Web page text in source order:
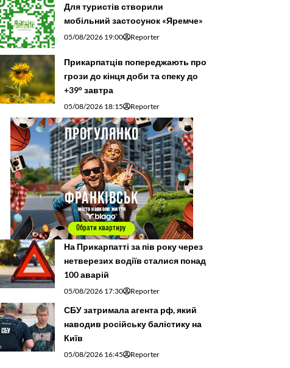
Для туристів створили
мобільний застосунок «Яремче»
05/08/2026 19:00 Reporter
Прикарпатців попереджають про
грози до кінця доби та спеку до
+39° завтра
05/08/2026 18:15 Reporter
На Прикарпатті за пів року через
нетверезих водіїв сталися понад
100 аварій
05/08/2026 17:30 Reporter
СБУ затримала агента рф, який
наводив російську балістику на
Київ
05/08/2026 16:45 Reporter